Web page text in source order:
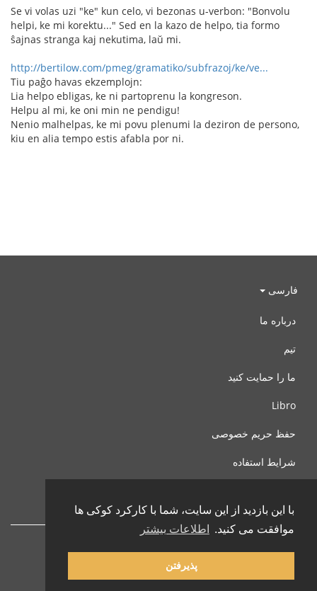
با این بازدید از این سایت، شما با کارکرد کوکی ها
موافقت می کنید.
اطلاعات بیشتر
پذیرفتن
Se vi volas uzi "ke" kun celo, vi bezonas u-verbon: "Bonvolu
helpi, ke mi korektu..." Sed en la kazo de helpo, tia formo
ŝajnas stranga kaj nekutima, laŭ mi.
http://bertilow.com/pmeg/gramatiko/subfrazoj/ke/ve...
Tiu paĝo havas ekzemplojn:
Lia helpo ebligas, ke ni partoprenu la kongreson.
Helpu al mi, ke oni min ne pendigu!
Nenio malhelpas, ke mi povu plenumi la deziron de persono,
kiu en alia tempo estis afabla por ni.
فارسی
درباره ما
تیم
ما را حمایت کنید
Libro
حفظ حریم خصوصی
شرایط استفاده
© 2002-2026 lernu.net |Impressum